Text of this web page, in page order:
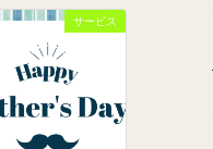
サービス